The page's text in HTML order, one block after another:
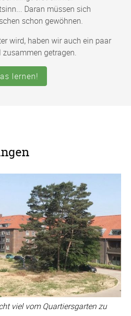
Daran müssen sich
schon gewöhnen.
wird, haben wir auch ein paar
zusammen getragen.
lernen!
viel vom Quartiersgarten zu